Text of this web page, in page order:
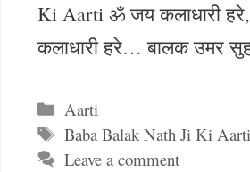
Ki Aarti ॐ जय कलाधारी हरे,
कलाधारी हरे… बालक उमर
Categories
Aarti
Tags
Baba Balak Nath Ji Ki
Leave a comment